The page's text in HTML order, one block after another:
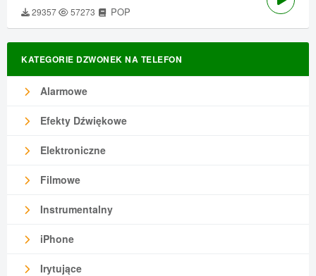
29357 57273 POP
KATEGORIE DZWONEK NA TELEFON
Alarmowe
Efekty Dźwiękowe
Elektroniczne
Filmowe
Instrumentalny
iPhone
Irytujące